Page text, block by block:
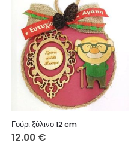
Γούρι ξύλινο 12 cm
12.00 €